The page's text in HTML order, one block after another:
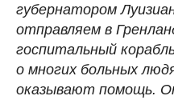
губернатором
отправляем в
госпитальный
о многих больных
оказывают помощь.